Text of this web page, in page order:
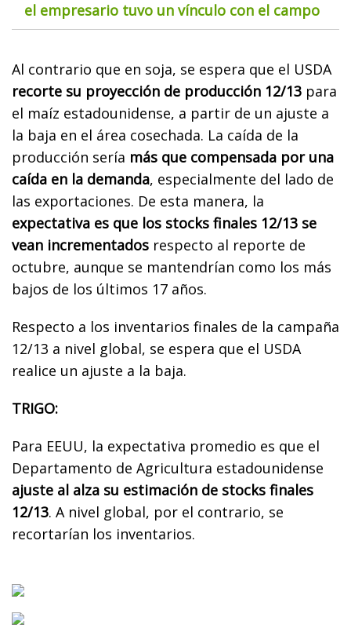
el empresario tuvo un vínculo con el campo
Al contrario que en soja, se espera que el USDA
recorte su proyección de producción 12/13 para
el maíz estadounidense, a partir de un ajuste a
la baja en el área cosechada. La caída de la
producción sería más que compensada por una
caída en la demanda, especialmente del lado de
las exportaciones. De esta manera, la
expectativa es que los stocks finales 12/13 se
vean incrementados respecto al reporte de
octubre, aunque se mantendrían como los más
bajos de los últimos 17 años.
Respecto a los inventarios finales de la campaña
12/13 a nivel global, se espera que el USDA
realice un ajuste a la baja.
TRIGO:
Para EEUU, la expectativa promedio es que el
Departamento de Agricultura estadounidense
ajuste al alza su estimación de stocks finales
12/13. A nivel global, por el contrario, se
recortarían los inventarios.